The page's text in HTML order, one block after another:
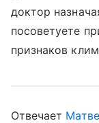
доктор
посоветуете
признаков
Отвечает